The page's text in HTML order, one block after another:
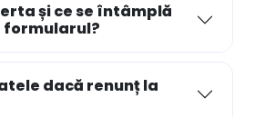
și ce se întâmplă
formularul?
dacă renunț la